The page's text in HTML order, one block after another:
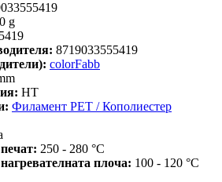
g
8719033555419
colorFabb
HT
Филамент PET / Кополиестер
250 - 280 °C
плоча: 100 - 120 °C